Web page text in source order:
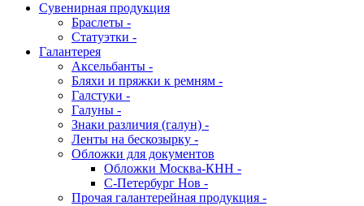
Сувенирная продукция
Браслеты -
Статуэтки -
Галантерея
Аксельбанты -
Бляхи и пряжки к ремням -
Галстуки -
Галуны -
Знаки различия (галун) -
Ленты на бескозырку -
Обложки для документов
Обложки Москва-КНН -
С-Петербург Нов -
Прочая галантерейная продукция -